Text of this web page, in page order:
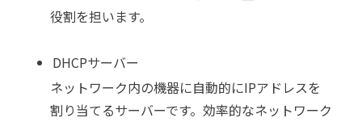
役割を担います。
DHCPサーバー
ネットワーク内の機器に自動的にIPアドレスを
割り当てるサーバーです。効率的なネットワーク